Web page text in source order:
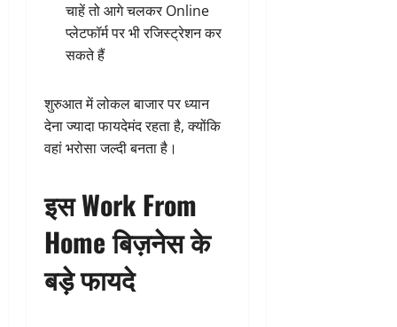
चाहें तो आगे चलकर Online
प्लेटफॉर्म पर भी रजिस्ट्रेशन कर
सकते हैं
शुरुआत में लोकल बाजार पर ध्यान
देना ज्यादा फायदेमंद रहता है, क्योंकि
वहां भरोसा जल्दी बनता है।
इस Work From
Home बिज़नेस के
बड़े फायदे